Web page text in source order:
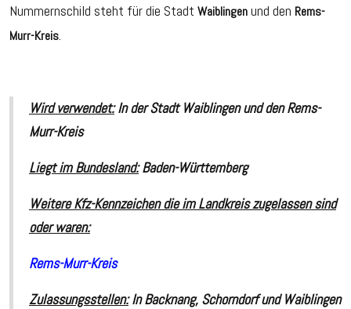
Nummernschild steht für die Stadt Waiblingenund den Rems-
Murr-Kreis.
Wird verwendet:In der StadtWaiblingen und denRems-
Murr-Kreis
Liegt im Bundesland: Baden-Württemberg
Weitere Kfz-Kennzeichen die im Landkreis zugelassen sind
oder waren:
Rems-Murr-Kreis
Zulassungsstellen:InBacknang, SchorndorfundWaiblingen